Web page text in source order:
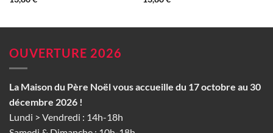
OUVERTURE 2026
La Maison du Père Noël vous accueille du 17 octobre au 30
décembre 2026 !
Lundi > Vendredi : 14h-18h